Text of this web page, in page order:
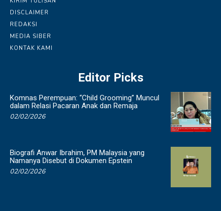
DISCLAIMER
REDAKSI
MEDIA SIBER
KONTAK KAMI
Editor Picks
Komnas Perempuan: “Child Grooming” Muncul
dalam Relasi Pacaran Anak dan Remaja
02/02/2026
Biografi Anwar Ibrahim, PM Malaysia yang
Namanya Disebut di Dokumen Epstein
02/02/2026